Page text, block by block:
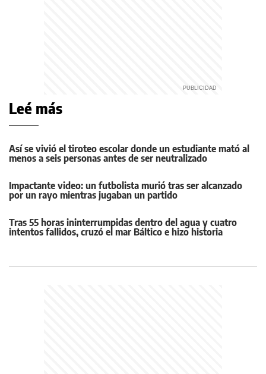
Leé más
Así se vivió el tiroteo escolar donde un estudiante mató al
menos a seis personas antes de ser neutralizado
Impactante video: un futbolista murió tras ser alcanzado
por un rayo mientras jugaban un partido
Tras 55 horas ininterrumpidas dentro del agua y cuatro
intentos fallidos, cruzó el mar Báltico e hizo historia